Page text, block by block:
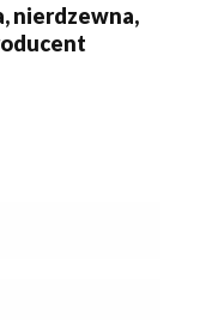
nierdzewna,